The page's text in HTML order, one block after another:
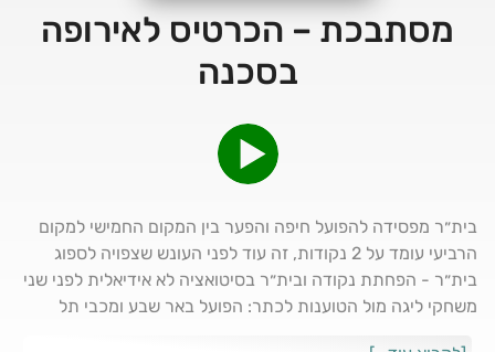
מסתבכת – הכרטיס לאירופה
בסכנה
בית״ר מפסידה להפועל חיפה והפער בין המקום החמישי למקום
הרביעי עומד על 2 נקודות, זה עוד לפני העונש שצפויה לספוג
בית״ר - הפחתת נקודה ובית״ר בסיטואציה לא אידיאלית לפני שני
משחקי ליגה מול הטוענות לכתר: הפועל באר שבע ומכבי תל